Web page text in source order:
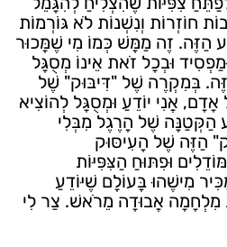
חוֹזְרוֹת וְנִשְׁנוֹת לֹא גּוֹרְמוֹת
הַזֶּה. זֶה מַמָּשׁ כְּמוֹ מִי שֶׁמָּכוּר
וּבְכָל זֹאת אֵינוֹ מְסֻגָּל
בְּמִקְרֶה שֶׁל "דִּיבּוּק" שֶׁל
אֲנִי יוֹדֵעַ וּמְסֻגָּל לְהוֹצִיא
הַקְּטַנָּה שֶׁל הָרֶגֶל מִבְּלִי
הַזֶּה שֶׁל הָעִיסּוּק
וּפִתּוּחַ הַצִּפִּיּוֹת
מִישֶׁהוּ בָּעוֹלָם שֶׁיּוֹדֵעַ
מִלְחָמָה אֲבוּדָה מֵרֹאשׁ. צַר לִי